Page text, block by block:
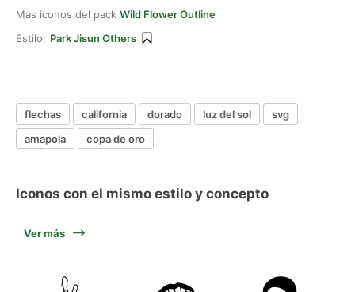
Más iconos del pack Wild Flower Outline
Estilo: Park Jisun Others
flechas california dorado luz del sol
svg
amapola
copa de oro
Iconos con el mismo estilo y concepto
Ver más